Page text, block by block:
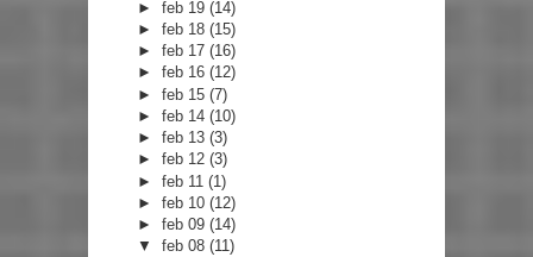
►feb 19(14)
►feb 18(15)
►feb 17(16)
►feb 16(12)
►feb 15(7)
►feb 14(10)
►feb 13(3)
►feb 12(3)
►feb 11(1)
►feb 10(12)
►feb 09(14)
▼feb 08(11)